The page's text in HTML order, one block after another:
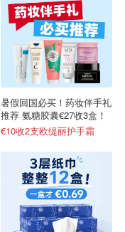
暑假回国必买！药妆伴手礼
推荐 氨糖胶囊€27收3盒！
€10收2支欧缇丽护手霜